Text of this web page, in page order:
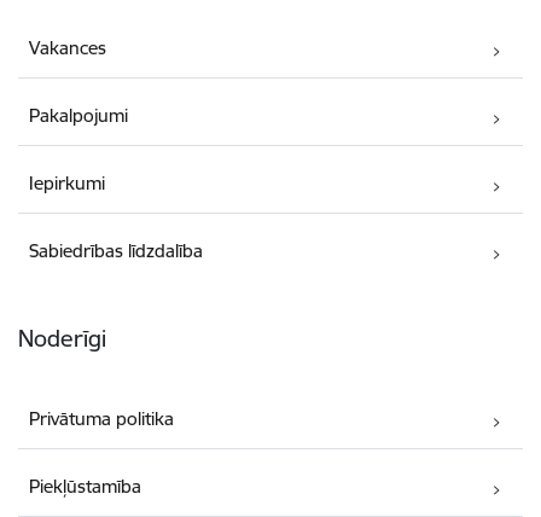
Vakances
Pakalpojumi
Iepirkumi
Sabiedrības līdzdalība
Noderīgi
Privātuma politika
Piekļūstamība